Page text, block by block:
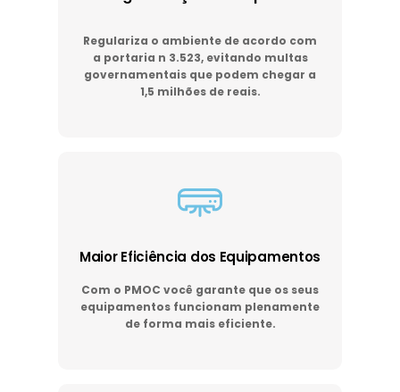
Regulariza o ambiente de acordo com
a portaria n 3.523, evitando multas
governamentais que podem chegar a
1,5 milhões de reais.
Maior Eficiência dos Equipamentos
Com o PMOC você garante que os seus
equipamentos funcionam plenamente
de forma mais eficiente.